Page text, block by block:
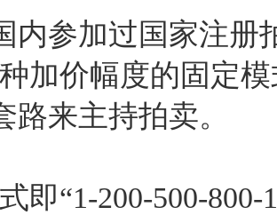
内参加过国家注册
种加价幅度的固定
路来主持拍卖。
即“1-200-500-